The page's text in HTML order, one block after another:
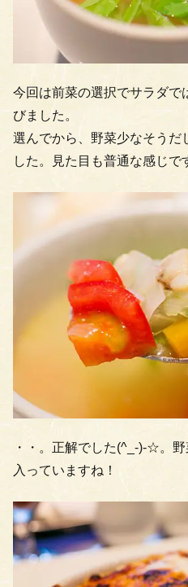
今回は前菜の選択でサラダで
びました。
選んでから、野菜少なそうだ
した。見た目も普通な感じで
・・。正解でした(^_-)-☆。
入っていますね！